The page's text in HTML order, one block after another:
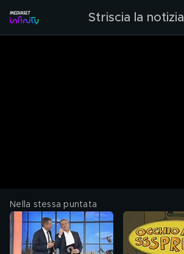
Striscia la notizia
Nella stessa puntata